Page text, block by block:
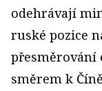
odehrávají
ruské pozice
přesměrování
směrem k